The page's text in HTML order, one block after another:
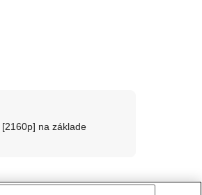
[2160p] na základe